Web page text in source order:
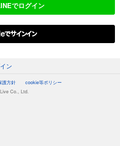
でログイン
サインイン
ン
護方針
cookie等ポリシー
Co., Ltd.